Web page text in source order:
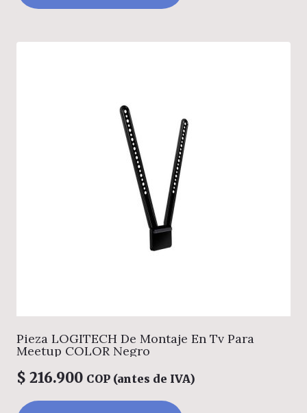
Pieza LOGITECH De Montaje En Tv Para
Meetup COLOR Negro
$ 216.900 COP (antes de IVA)